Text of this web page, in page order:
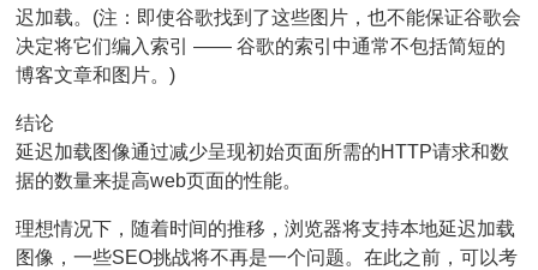
迟加载。(注：即使谷歌找到了这些图片，也不能保证谷歌会
决定将它们编入索引 —— 谷歌的索引中通常不包括简短的
博客文章和图片。)
结论
延迟加载图像通过减少呈现初始页面所需的HTTP请求和数
据的数量来提高web页面的性能。
理想情况下，随着时间的推移，浏览器将支持本地延迟加载
图像，一些SEO挑战将不再是一个问题。在此之前，可以考